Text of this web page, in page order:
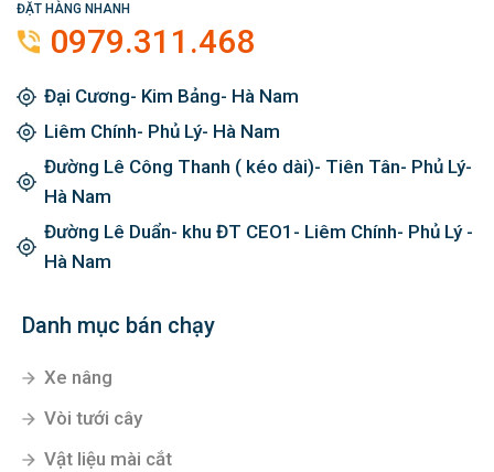
ĐẶT HÀNG NHANH
0979.311.468
Đại Cương- Kim Bảng- Hà Nam
Liêm Chính- Phủ Lý- Hà Nam
Đường Lê Công Thanh ( kéo dài)- Tiên Tân- Phủ Lý-
Hà Nam
Đường Lê Duẩn- khu ĐT CEO1- Liêm Chính- Phủ Lý -
Hà Nam
Danh mục bán chạy
Xe nâng
Vòi tưới cây
Vật liệu mài cắt